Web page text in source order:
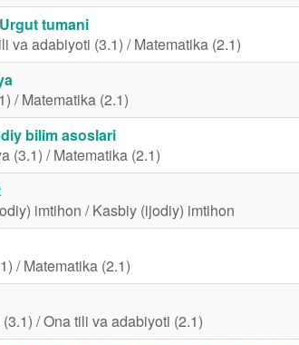
tumani
va adabiyoti (3.1) / Matematika (2.1)
/ Matematika (2.1)
bilim asoslari
(3.1) / Matematika (2.1)
imtihon / Kasbiy (ijodiy) imtihon
/ Matematika (2.1)
/ Ona tili va adabiyoti (2.1)